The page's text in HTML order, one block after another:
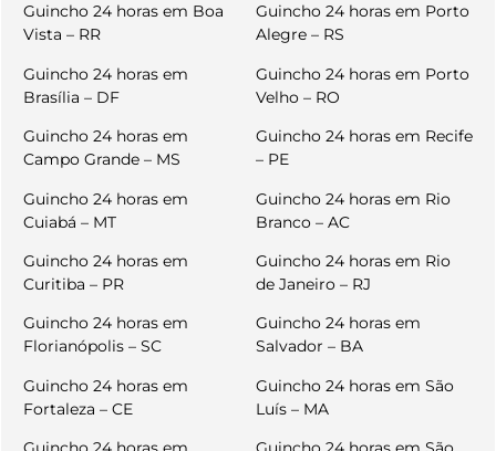
Guincho 24 horas em Boa
Vista – RR
Guincho 24 horas em
Brasília – DF
Guincho 24 horas em
Campo Grande – MS
Guincho 24 horas em
Cuiabá – MT
Guincho 24 horas em
Curitiba – PR
Guincho 24 horas em
Florianópolis – SC
Guincho 24 horas em
Fortaleza – CE
Guincho 24 horas em Porto
Alegre – RS
Guincho 24 horas em Porto
Velho – RO
Guincho 24 horas em Recife
– PE
Guincho 24 horas em Rio
Branco – AC
Guincho 24 horas em Rio
de Janeiro – RJ
Guincho 24 horas em
Salvador – BA
Guincho 24 horas em São
Luís – MA